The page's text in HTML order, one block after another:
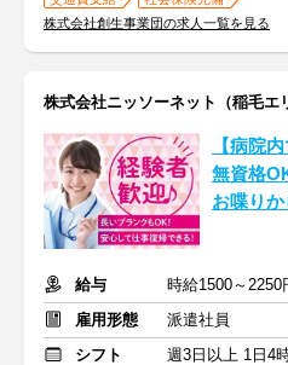
株式会社創生事業団の求人一覧を見る
株式会社ニッソーネット（稲毛エ
【病院
無資格
お喋り
給与
時給1500～
雇用形態
派遣社員
シフト
週3日以上 1日4